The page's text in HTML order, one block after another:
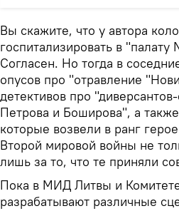
Вы скажите, что у автора
госпитализировать в
Согласен. Но тогда в
опусов про "отравление
детективов про
Петрова и Боширова", а
которые возвели в ранг
Второй мировой войны не
лишь за то, что те приняли
Пока в МИД Литвы и
разрабатывают различные